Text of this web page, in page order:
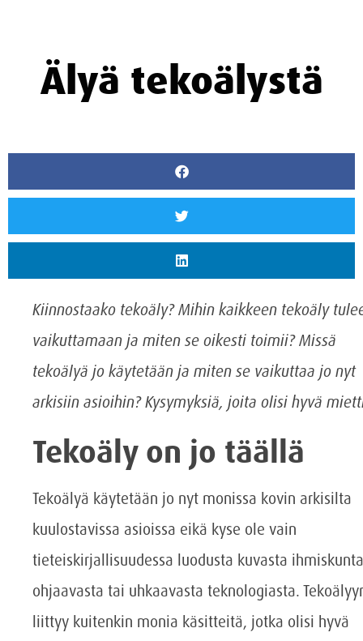
Älyä tekoälystä
Kiinnostaako tekoäly? Mihin kaikkeen tekoäly
vaikuttamaan ja miten se oikesti toimii? Missä
tekoälyä jo käytetään ja miten se vaikuttaa jo nyt
arkisiin asioihin? Kysymyksiä, joita olisi hyvä
Tekoäly on jo täällä
Tekoälyä käytetään jo nyt monissa kovin arkisilta
kuulostavissa asioissa eikä kyse ole vain
tieteiskirjallisuudessa luodusta kuvasta
ohjaavasta tai uhkaavasta teknologiasta.
liittyy kuitenkin monia käsitteitä, jotka olisi hyvä